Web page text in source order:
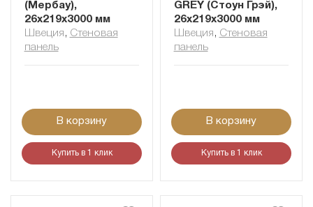
(Мербау),
26x219x3000 мм
Швеция , Cтеновая
панель
В корзину
Купить в 1 клик
GREY (Стоун Грэй),
26x219x3000 мм
Швеция , Cтеновая
панель
В корзину
Купить в 1 клик